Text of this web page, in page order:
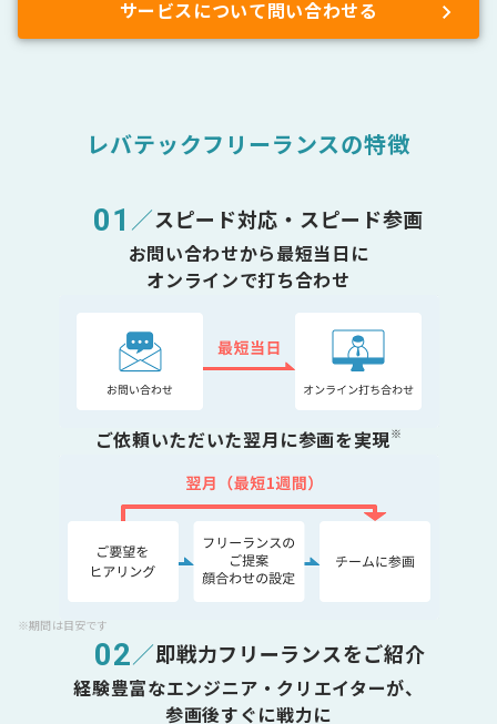
サービスについて問い合わせる
レバテックフリーランスの特徴
01 ／スピード対応・スピード参画
お問い合わせから最短当日に
オンラインで打ち合わせ
ご依頼いただいた翌月に参画を実現※
※期間は目安です
02／即戦力フリーランスをご紹介
経験豊富なエンジニア・クリエイターが、
参画後すぐに戦力に